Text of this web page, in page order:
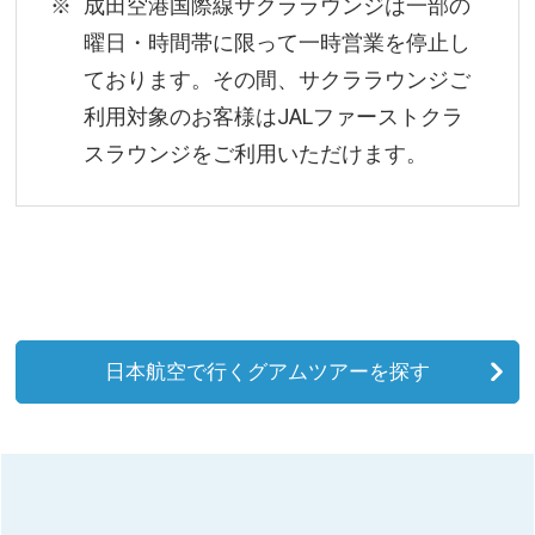
成田空港国際線サクララウンジは一部の
曜日・時間帯に限って一時営業を停止し
ております。その間、サクララウンジご
利用対象のお客様はJALファーストクラ
スラウンジをご利用いただけます。
日本航空で行くグアムツアーを探す